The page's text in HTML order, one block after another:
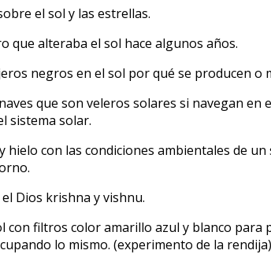
el sol y las estrellas.
que alteraba el sol hace algunos años.
negros en el sol por qué se producen o
que son veleros solares si navegan
sistema solar.
con las condiciones ambientales de
Dios krishna y vishnu.
con filtros color amarillo azul y blanco
lo mismo. (experimento de la rendija)